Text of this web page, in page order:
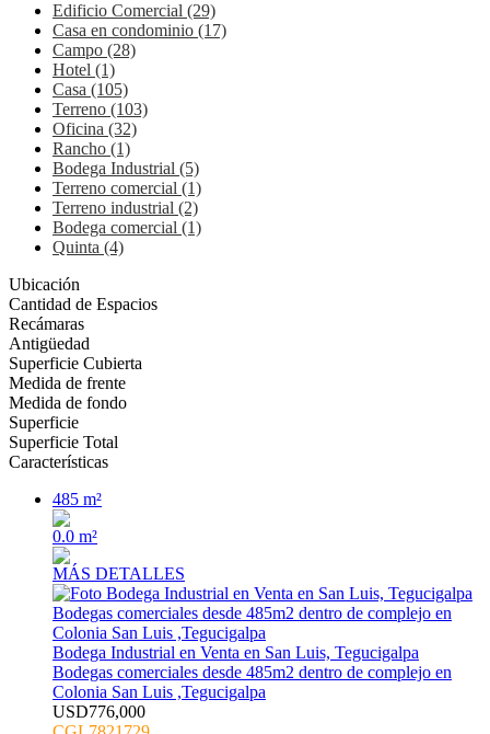
Edificio Comercial (29)
Casa en condominio (17)
Campo (28)
Hotel (1)
Casa (105)
Terreno (103)
Oficina (32)
Rancho (1)
Bodega Industrial (5)
Terreno comercial (1)
Terreno industrial (2)
Bodega comercial (1)
Quinta (4)
Ubicación
Cantidad de Espacios
Recámaras
Antigüedad
Superficie Cubierta
Medida de frente
Medida de fondo
Superficie
Superficie Total
Características
485 m²
0.0 m²
MÁS DETALLES
Bodega Industrial en Venta en San Luis, Tegucigalpa
Bodegas comerciales desde 485m2 dentro de complejo en
Colonia San Luis ,Tegucigalpa
USD776,000